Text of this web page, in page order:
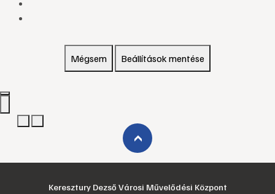
Mégsem Beállítások mentése
›
Keresztury Dezső Városi Művelődési Központ